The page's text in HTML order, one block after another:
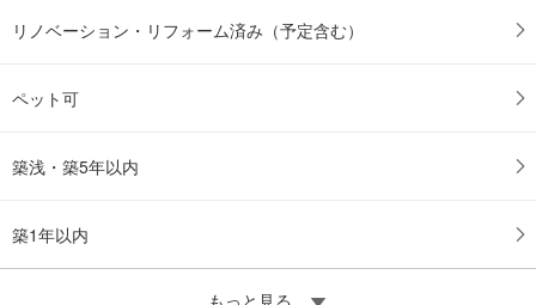
リノベーション・リフォーム済み（予定含む）
ペット可
築浅・築5年以内
築1年以内
もっと見る